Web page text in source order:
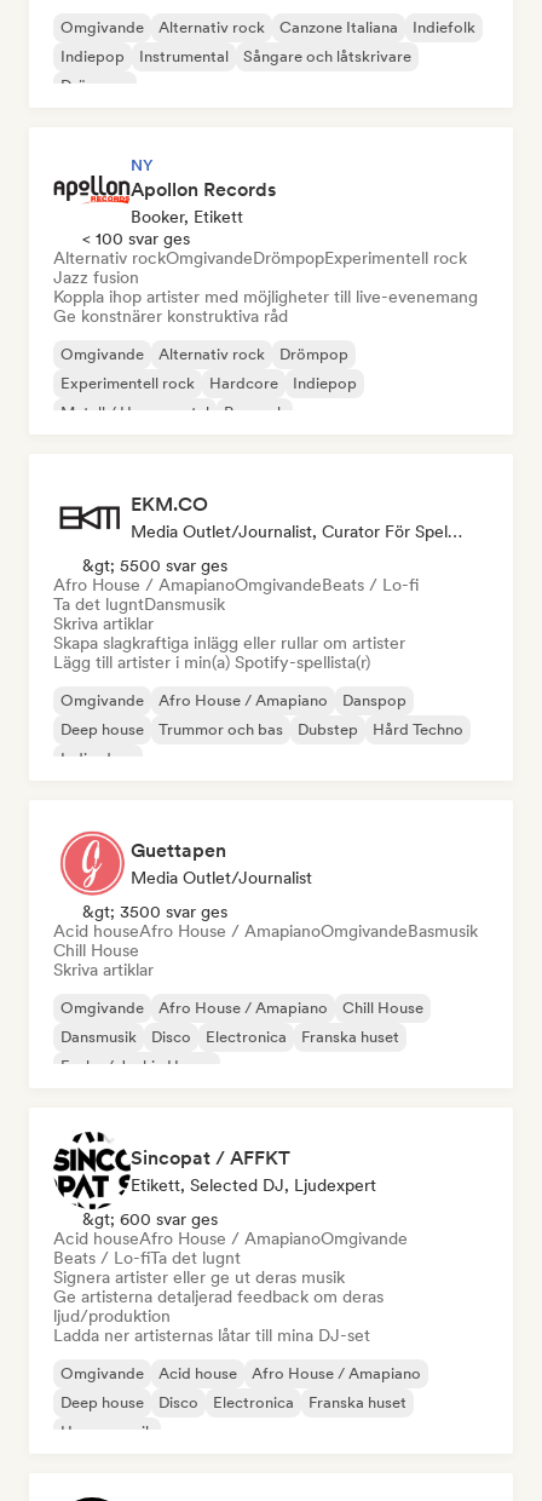
Omgivande Alternativ rock Canzone Italiana
Indiefolk
Indiepop
Instrumental
Sångare och låtskrivare
Drömpop
NY
Apollon Records
Booker, Etikett
< 100 svar ges
Alternativ rockOmgivandeDrömpopExperimentell rock
Jazz fusion
Koppla ihop artister med möjligheter till live-evenemang
Ge konstnärer konstruktiva råd
Omgivande Alternativ rock
Drömpop
Experimentell rock
Hardcore
Indiepop
Metall / Heavy metal
Poprock
EKM.CO
Media Outlet/Journalist, Curator För Spellistor
&gt; 5500 svar ges
Afro House / AmapianoOmgivandeBeats / Lo-fi
Ta det lugntDansmusik
Skriva artiklar
Skapa slagkraftiga inlägg eller rullar om artister
Lägg till artister i min(a) Spotify-spellista(r)
Omgivande Afro House / Amapiano
Danspop
Deep house
Trummor och bas Dubstep
Hård Techno
Indie-dans
Guettapen
Media Outlet/Journalist
&gt; 3500 svar ges
Acid houseAfro House / AmapianoOmgivandeBasmusik
Chill House
Skriva artiklar
Omgivande Afro House / Amapiano
Chill House
Dansmusik
Disco Electronica
Franska huset
Funky / Jackin House
Sincopat / AFFKT
Etikett, Selected DJ, Ljudexpert
&gt; 600 svar ges
Acid houseAfro House / AmapianoOmgivande
Beats / Lo-fiTa det lugnt
Signera artister eller ge ut deras musik
Ge artisterna detaljerad feedback om deras
ljud/produktion
Ladda ner artisternas låtar till mina DJ-set
Omgivande Acid house
Afro House / Amapiano
Deep house
Disco Electronica
Franska huset
House-musik